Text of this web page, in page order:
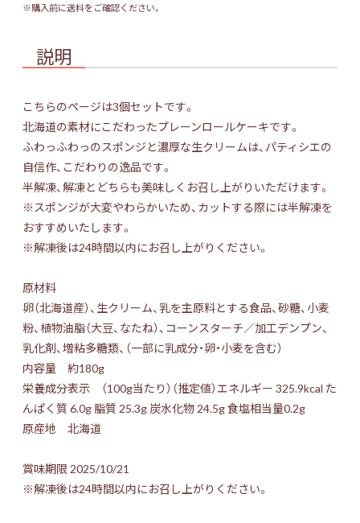
※購入前に送料をご確認ください。
説明
こちらのページは3個セットです。
北海道の素材にこだわったプレーンロールケーキです。
ふわっふわっのスポンジと濃厚な生クリームは、パティシエの
自信作、こだわりの逸品です。
半解凍、解凍とどちらも美味しくお召し上がりいただけます。
※スポンジが大変やわらかいため、カットする際には半解凍を
おすすめいたします。
※解凍後は24時間以内にお召し上がりください。
原材料
卵（北海道産）、生クリーム、乳を主原料とする食品、砂糖、小麦
粉、植物油脂（大豆、なたね）、コーンスターチ／加工デンプン、
乳化剤、増粘多糖類、（一部に乳成分・卵・小麦を含む）
内容量 約180g
栄養成分表示 （100g当たり）（推定値）エネルギー 325.9kcal た
んぱく質 6.0g 脂質 25.3g 炭水化物 24.5g 食塩相当量0.2g
原産地 北海道
賞味期限 2025/10/21
※解凍後は24時間以内にお召し上がりください。